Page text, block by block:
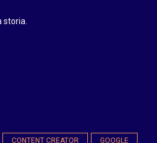
storia
CONTENT CREATOR GOOGLE